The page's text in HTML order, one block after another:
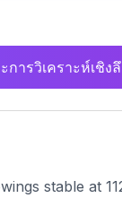
ารวิเคราะห์เชิง
stable at